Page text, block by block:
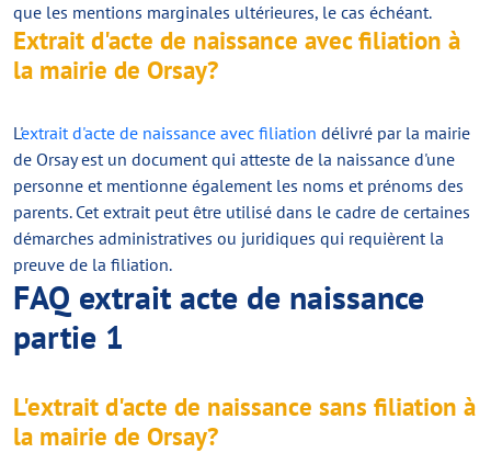
que les mentions marginales ultérieures, le cas échéant.
Extrait d'acte de naissance avec filiation à
la mairie de Orsay?
L'extrait d'acte de naissance avec filiation délivré par la mairie
de Orsay est un document qui atteste de la naissance d'une
personne et mentionne également les noms et prénoms des
parents. Cet extrait peut être utilisé dans le cadre de certaines
démarches administratives ou juridiques qui requièrent la
preuve de la filiation.
FAQ extrait acte de naissance
partie 1
L'extrait d'acte de naissance sans filiation à
la mairie de Orsay?